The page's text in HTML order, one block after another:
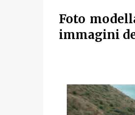
Foto
immagini